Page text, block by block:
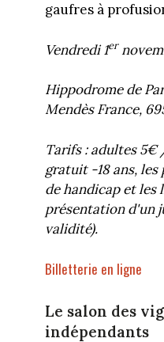
gaufres à
Vendredi 1er
Hippodrome de
Mendès France,
Tarifs : adultes
gratuit -18 ans,
de handicap et les
présentation d'un
validité).
Billetterie en ligne
Le salon des
indépendants